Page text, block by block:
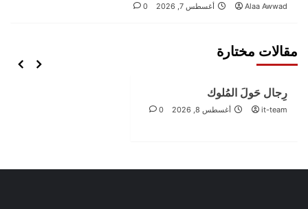
Alaa Awwad أغسطس 7, 2026 0
مقالات مختارة
مقالات مختارة
رِجال حَولَ المُلوك
it-team أغسطس 8, 2026 0